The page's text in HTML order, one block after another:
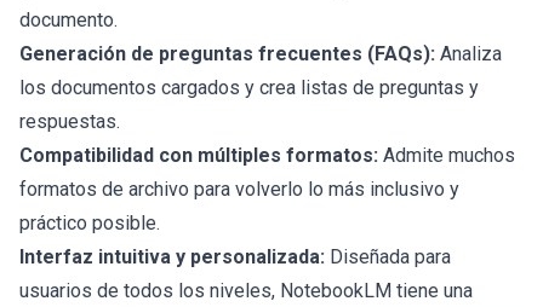
documento.
Generación de preguntas frecuentes (FAQs): Analiza
los documentos cargados y crea listas de preguntas y
respuestas.
Compatibilidad con múltiples formatos: Admite muchos
formatos de archivo para volverlo lo más inclusivo y
práctico posible.
Interfaz intuitiva y personalizada: Diseñada para
usuarios de todos los niveles, NotebookLM tiene una